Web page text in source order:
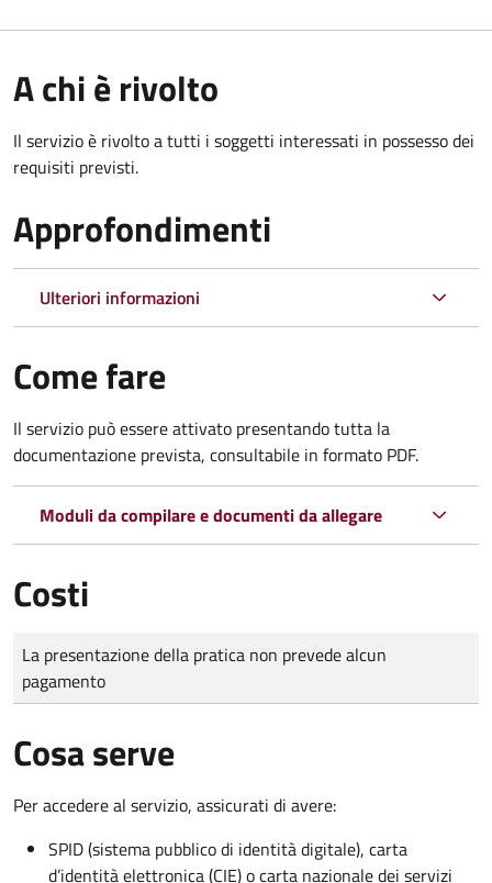
A chi è rivolto
Il servizio è rivolto a tutti i soggetti interessati in possesso dei
requisiti previsti.
Approfondimenti
Ulteriori informazioni
Come fare
Il servizio può essere attivato presentando tutta la
documentazione prevista, consultabile in formato PDF.
Moduli da compilare e documenti da allegare
Costi
Tipo di pagamento
Importo
La presentazione della pratica non prevede alcun
pagamento
Cosa serve
Per accedere al servizio, assicurati di avere:
SPID (sistema pubblico di identità digitale), carta
d’identità elettronica (CIE) o carta nazionale dei servizi